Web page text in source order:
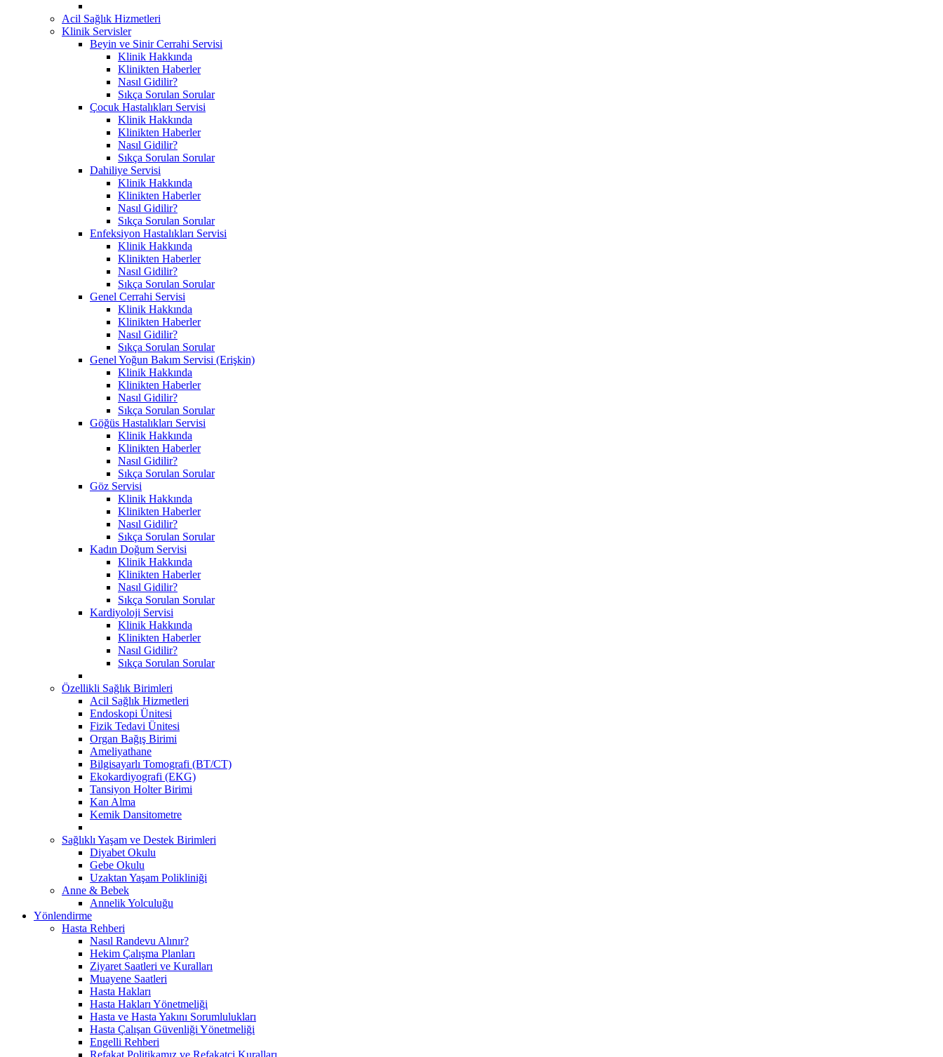
Acil Sağlık Hizmetleri
Klinik Servisler
Beyin ve Sinir Cerrahi Servisi
Klinik Hakkında
Klinikten Haberler
Nasıl Gidilir?
Sıkça Sorulan Sorular
Çocuk Hastalıkları Servisi
Klinik Hakkında
Klinikten Haberler
Nasıl Gidilir?
Sıkça Sorulan Sorular
Dahiliye Servisi
Klinik Hakkında
Klinikten Haberler
Nasıl Gidilir?
Sıkça Sorulan Sorular
Enfeksiyon Hastalıkları Servisi
Klinik Hakkında
Klinikten Haberler
Nasıl Gidilir?
Sıkça Sorulan Sorular
Genel Cerrahi Servisi
Klinik Hakkında
Klinikten Haberler
Nasıl Gidilir?
Sıkça Sorulan Sorular
Genel Yoğun Bakım Servisi (Erişkin)
Klinik Hakkında
Klinikten Haberler
Nasıl Gidilir?
Sıkça Sorulan Sorular
Göğüs Hastalıkları Servisi
Klinik Hakkında
Klinikten Haberler
Nasıl Gidilir?
Sıkça Sorulan Sorular
Göz Servisi
Klinik Hakkında
Klinikten Haberler
Nasıl Gidilir?
Sıkça Sorulan Sorular
Kadın Doğum Servisi
Klinik Hakkında
Klinikten Haberler
Nasıl Gidilir?
Sıkça Sorulan Sorular
Kardiyoloji Servisi
Klinik Hakkında
Klinikten Haberler
Nasıl Gidilir?
Sıkça Sorulan Sorular
Özellikli Sağlık Birimleri
Acil Sağlık Hizmetleri
Endoskopi Ünitesi
Fizik Tedavi Ünitesi
Organ Bağış Birimi
Ameliyathane
Bilgisayarlı Tomografi (BT/CT)
Ekokardiyografi (EKG)
Tansiyon Holter Birimi
Kan Alma
Kemik Dansitometre
Sağlıklı Yaşam ve Destek Birimleri
Diyabet Okulu
Gebe Okulu
Uzaktan Yaşam Polikliniği
Anne & Bebek
Annelik Yolculuğu
Yönlendirme
Hasta Rehberi
Nasıl Randevu Alınır?
Hekim Çalışma Planları
Ziyaret Saatleri ve Kuralları
Muayene Saatleri
Hasta Hakları
Hasta Hakları Yönetmeliği
Hasta ve Hasta Yakını Sorumlulukları
Hasta Çalışan Güvenliği Yönetmeliği
Engelli Rehberi
Refakat Politikamız ve Refakatçi Kuralları